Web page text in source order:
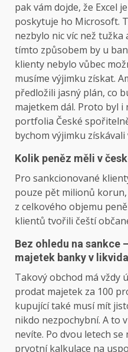
pak vám dojde, že Excel
poskytuje ho Microsoft.
nezbylo nic víc než tužka
tímto způsobem by u
klienty nebylo vůbec
musíme výjimku získat.
předložili jasný plán, co
majetkem dál. Proto byl
portfolia České
bychom výjimku
Kolik peněz měli v
Pro sankcionované
pouze pět milionů
z celkového objemu
klientů tvořili čeští
Bez ohledu na sankce
majetek banky v
Takový obchod má vždy
prodat majetek za 100
kupující také musí mít
nikdo nezpochybní. A to
nevíte. Po dvou letech
prvotní kalkulace na